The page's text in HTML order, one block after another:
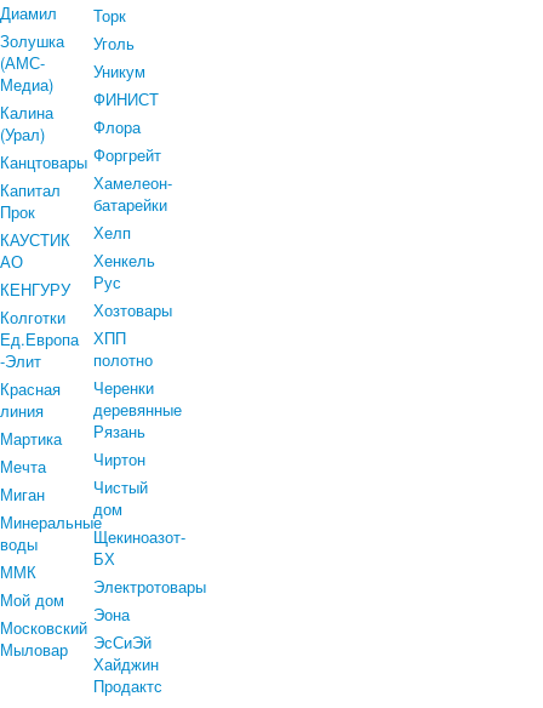
Диамил
Золушка
(АМС-
Медиа)
Калина
(Урал)
Канцтовары
Капитал
Прок
КАУСТИК
АО
КЕНГУРУ
Колготки
Ед.Европа
-Элит
Красная
линия
Мартика
Мечта
Миган
Минеральные
воды
ММК
Мой дом
Московский
Мыловар
Торк
Уголь
Уникум
ФИНИСТ
Флора
Форгрейт
Хамелеон-
батарейки
Хелп
Хенкель
Рус
Хозтовары
ХПП
полотно
Черенки
деревянные
Рязань
Чиртон
Чистый
дом
Щекиноазот-
БХ
Электротовары
Эона
ЭсСиЭй
Хайджин
Продактс